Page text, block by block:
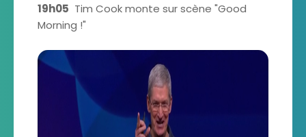
19h05 Tim Cook monte sur scène "Good
Morning !"